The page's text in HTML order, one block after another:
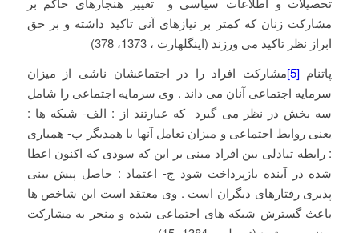
مشارکت زنان که کمتر بر نیازهای آنی تاکید داشته و بر حق
ابراز نظر تاکید می ورزند (اینگلهارت ، 1373، 378)
پاتنام[5] مشارکت افراد را در اجتماعشان ناشی از میزان
سرمایه اجتماعی آنان می داند . وی سرمایه اجتماعی را شامل
سه بخش در نظر می گیرد که عبارتند از : الف- شبکه ها :
یعنی روابط اجتماعی و میزان تعامل آنها با همدیگر ب- همیاری
: رابطه تبادلی بین افراد مبنی بر این که سودی که اکنون اعطا
شده در آینده بازپرداخت شود ج- اعتماد : حاصل پیش بینی
پذیری رفتارهای دیگران است . وی معتقد است این شاخص ها
باعث گسترش شبکه های اجتماعی شده و منجر به مشارکت